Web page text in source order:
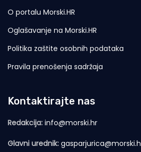
O portalu Morski.HR
Oglašavanje na Morski.HR
Politika zaštite osobnih podataka
Pravila prenošenja sadržaja
Kontaktirajte nas
Redakcija: info@morski.hr
Glavni urednik: